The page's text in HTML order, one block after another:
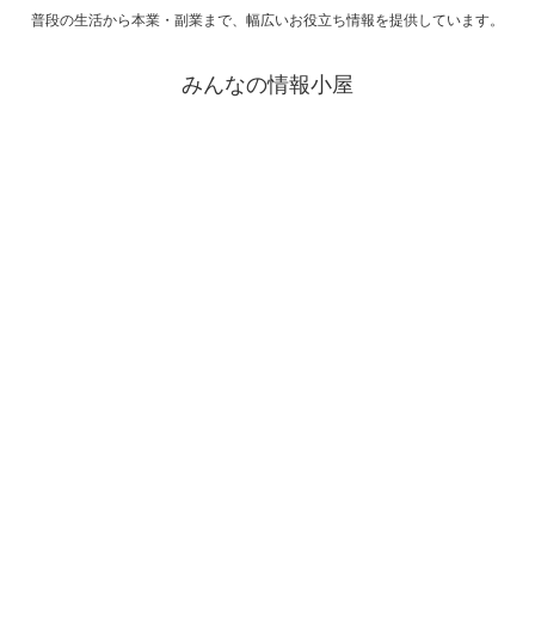
普段の生活から本業・副業まで、幅広いお役立ち情報を提供しています。
みんなの情報小屋